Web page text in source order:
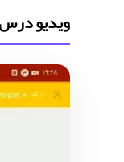
ویدیو درس 2 نگارش